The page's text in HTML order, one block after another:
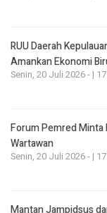
RUU Daerah
Amankan Ekonomi
Senin, 20 Juli 2026 - |
Forum Pemred Minta
Wartawan
Senin, 20 Juli 2026 - |
Mantan Jampidsus